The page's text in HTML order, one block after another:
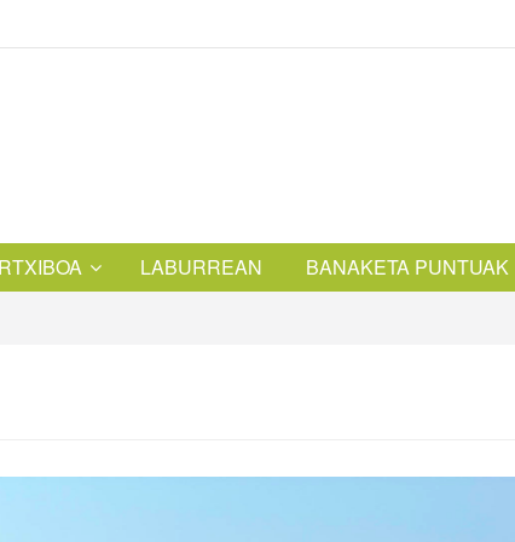
LABURREAN BANAKETA PUNTUAK